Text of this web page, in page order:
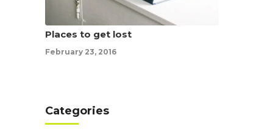
Places to get lost
February 23, 2016
Categories